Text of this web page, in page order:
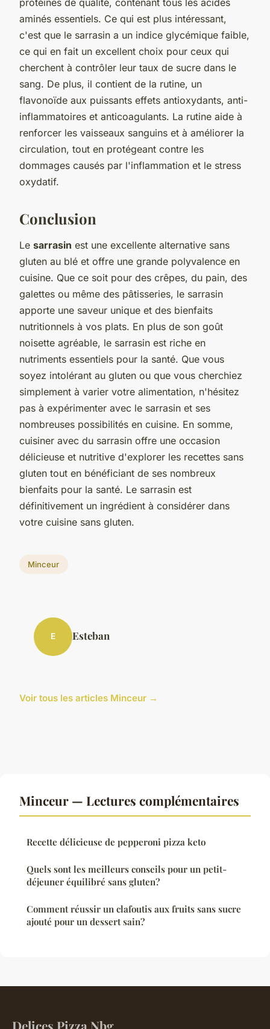
aminés essentiels. Ce qui est plus intéressant,
c'est que le sarrasin a un indice glycémique faible,
ce qui en fait un excellent choix pour ceux qui
cherchent à contrôler leur taux de sucre dans le
sang. De plus, il contient de la rutine, un
flavonoïde aux puissants effets antioxydants, anti-
inflammatoires et anticoagulants. La rutine aide à
renforcer les vaisseaux sanguins et à améliorer la
circulation, tout en protégeant contre les
dommages causés par l'inflammation et le stress
oxydatif.
Conclusion
Le sarrasin est une excellente alternative sans
gluten au blé et offre une grande polyvalence en
cuisine. Que ce soit pour des crêpes, du pain, des
galettes ou même des pâtisseries, le sarrasin
apporte une saveur unique et des bienfaits
nutritionnels à vos plats. En plus de son goût
noisette agréable, le sarrasin est riche en
nutriments essentiels pour la santé. Que vous
soyez intolérant au gluten ou que vous cherchiez
simplement à varier votre alimentation, n'hésitez
pas à expérimenter avec le sarrasin et ses
nombreuses possibilités en cuisine. En somme,
cuisiner avec du sarrasin offre une occasion
délicieuse et nutritive d'explorer les recettes sans
gluten tout en bénéficiant de ses nombreux
bienfaits pour la santé. Le sarrasin est
définitivement un ingrédient à considérer dans
votre cuisine sans gluten.
Minceur
E Esteban
Voir tous les articles Minceur →
Minceur — Lectures complémentaires
Recette délicieuse de pepperoni pizza keto
Quels sont les meilleurs conseils pour un petit-
déjeuner équilibré sans gluten?
Comment réussir un clafoutis aux fruits sans sucre
ajouté pour un dessert sain?
Delices Pizza Nbg